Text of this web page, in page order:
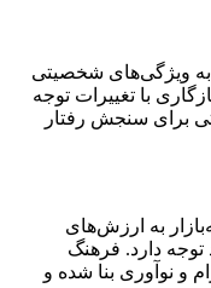
به ویژگی‌های شخصیتی
با تغییرات توجه
برای سنجش رفتار
به ارزش‌های
دارد. فرهنگ
و نوآوری بنا شده و